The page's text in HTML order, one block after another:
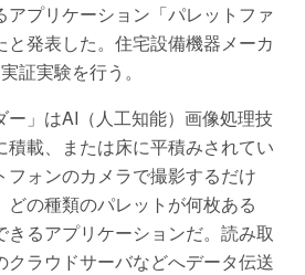
アプリケーション「パレットファ
と発表した。住宅設備機器メーカ
証実験を行う。
ー」はAI（人工知能）画像処理技
積載、または床に平積みされてい
フォンのカメラで撮影するだけ
どの種類のパレットが何枚ある
るアプリケーションだ。読み取
クラウドサーバなどへデータ伝送